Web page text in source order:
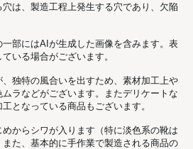
は、製造工程上発生する穴であり、欠陥
部にはAIが生成した画像を含みます。表
いる場合がございます。
、独特の風合いを出すため、素材加工上
ラなどがございます。またデリケートな
となっている商品もございます。
からシワが入ります（特に淡色系の靴は
た、基本的に手作業で製造される商品の